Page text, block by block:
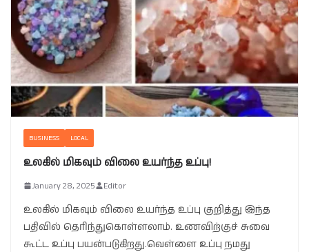
BUSINESS LOCAL
உலகில் மிகவும் விலை உயர்ந்த உப்பு!
January 28, 2025 Editor
உலகில் மிகவும் விலை உயர்ந்த உப்பு குறித்து இந்த
பதிவில் தெரிந்துகொள்ளலாம். உணவிற்குச் சுவை
கூட்ட உப்பு பயன்படுகிறது.வெள்ளை உப்பு நமது